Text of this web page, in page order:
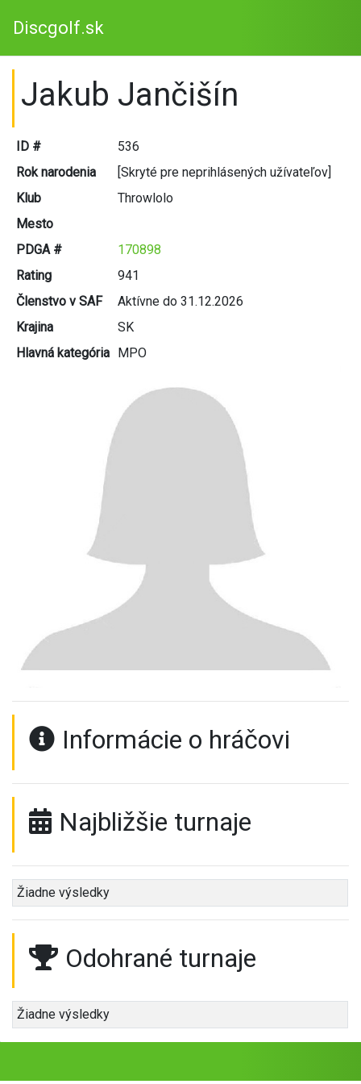
Discgolf.sk
Jakub Jančišín
ID #
536
Rok narodenia
[Skryté pre neprihlásených užívateľov]
Klub
Throwlolo
Mesto
PDGA #
170898
Rating
941
Členstvo v SAF
Aktívne do 31.12.2026
Krajina
SK
Hlavná kategória MPO
Informácie o hráčovi
Najbližšie turnaje
Žiadne výsledky
Odohrané turnaje
Žiadne výsledky